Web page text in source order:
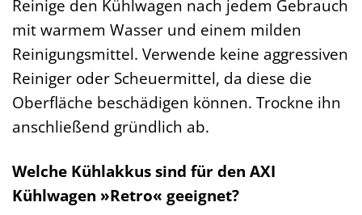
Reinige den Kühlwagen nach jedem Gebrauch
mit warmem Wasser und einem milden
Reinigungsmittel. Verwende keine aggressiven
Reiniger oder Scheuermittel, da diese die
Oberfläche beschädigen können. Trockne ihn
anschließend gründlich ab.
Welche Kühlakkus sind für den AXI
Kühlwagen »Retro« geeignet?